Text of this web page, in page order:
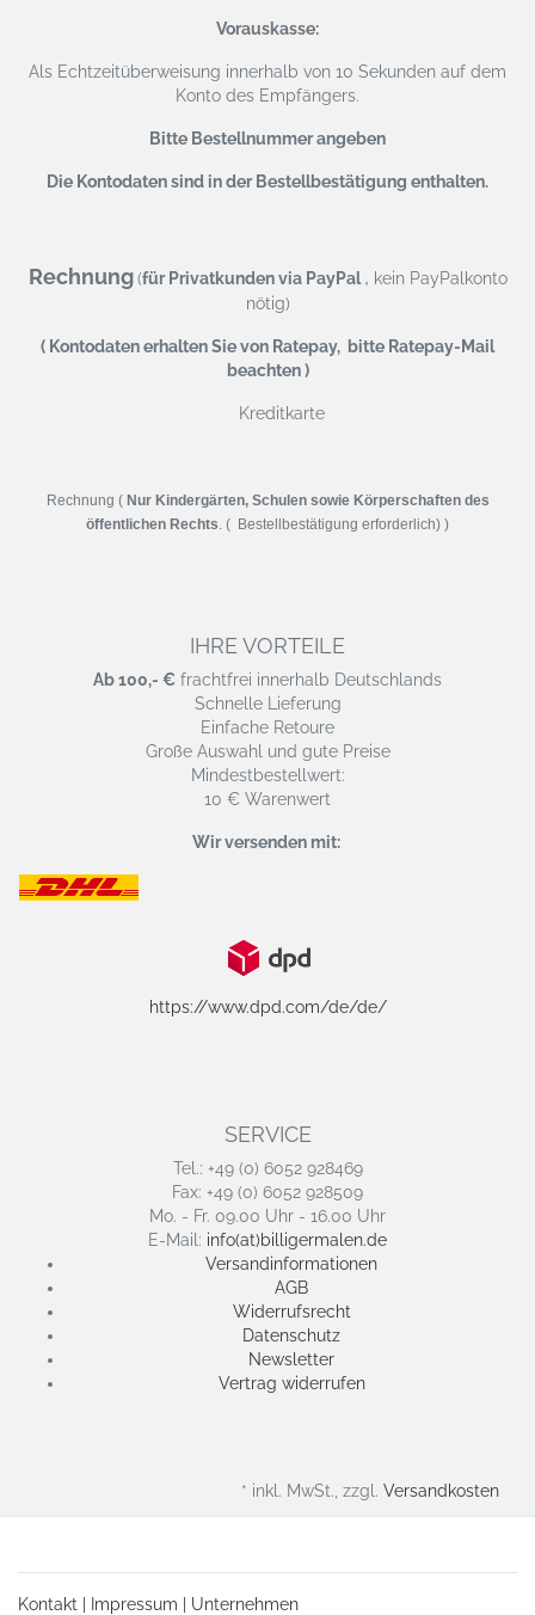
Vorauskasse:
Als Echtzeitüberweisung innerhalb von 10 Sekunden auf dem
Konto des Empfängers.
Bitte Bestellnummer angeben
Die Kontodaten sind in der Bestellbestätigung enthalten.
Rechnung (für Privatkunden via PayPal, kein PayPalkonto
nötig)
( Kontodaten erhalten Sie von Ratepay, bitte Ratepay-Mail
beachten )
Kreditkarte
Rechnung ( Nur Kindergärten, Schulen sowie Körperschaften des
öffentlichen Rechts . ( Bestellbestätigung erforderlich) )
IHRE VORTEILE
Ab 100,- € frachtfrei innerhalb Deutschlands
Schnelle Lieferung
Einfache Retoure
Große Auswahl und gute Preise
Mindestbestellwert:
10 € Warenwert
Wir versenden mit:
https://www.dpd.com/de/de/
SERVICE
Tel.: +49 (0) 6052 928469
Fax: +49 (0) 6052 928509
Mo. - Fr. 09.00 Uhr - 16.00 Uhr
E-Mail: info(at)billigermalen.de
Versandinformationen
AGB
Widerrufsrecht
Datenschutz
Newsletter
Vertrag widerrufen
* inkl. MwSt., zzgl. Versandkosten
Kontakt Impressum
Unternehmen